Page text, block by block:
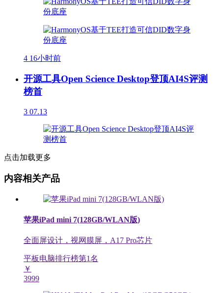
4 16小时前
开源工具Open Science Desktop登顶AI4S评测
榜首
3 07.13
点击加载更多
内容相关产品
苹果iPad mini 7(128GB/WLAN版)
全面屏设计，视网膜屏，A17 Pro芯片
平板电脑排行榜第1名
￥
3999